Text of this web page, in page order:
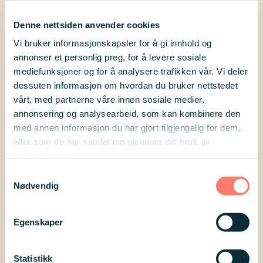
Denne nettsiden anvender cookies
Vi bruker informasjonskapsler for å gi innhold og
annonser et personlig preg, for å levere sosiale
mediefunksjoner og for å analysere trafikken vår. Vi deler
dessuten informasjon om hvordan du bruker nettstedet
vårt, med partnerne våre innen sosiale medier,
annonsering og analysearbeid, som kan kombinere den
med annen informasjon du har gjort tilgjengelig for dem,
eller som de har samlet inn gjennom din bruk av
Nødvendig
Egenskaper
Statistikk
begynnelsen av november, og tar også
kontakt med vinnerne på e-post.
Svar på spørsmålene og la oss få vite
hvordan du har det